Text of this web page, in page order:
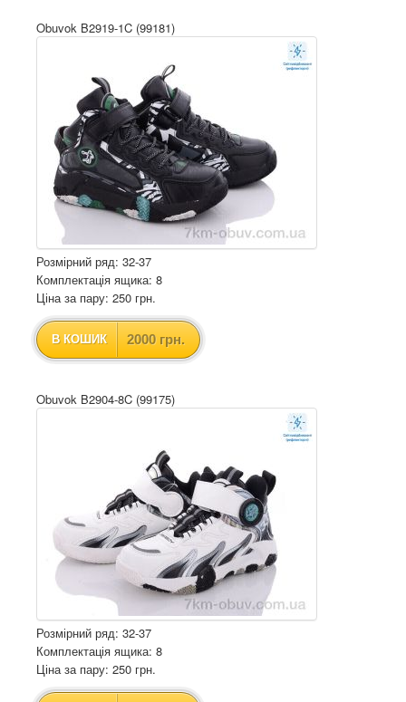
Obuvok B2919-1C (99181)
Розмірний ряд: 32-37
Комплектація ящика: 8
Ціна за пару: 250 грн.
В КОШИК 2000 грн.
Obuvok B2904-8C (99175)
Розмірний ряд: 32-37
Комплектація ящика: 8
Ціна за пару: 250 грн.